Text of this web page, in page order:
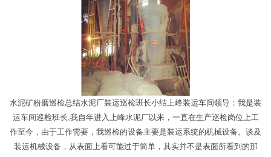
水泥矿粉磨巡检总结水泥厂装运巡检班长小结上峰装运车间领导：我是装
运车间巡检班长,我自年进入上峰水泥厂以来，一直在生产巡检岗位上工
作至今，由于工作需要，我巡检的设备主要是装运系统的机械设备。谈及
装运机械设备，从表面上看可能过于简单，其实并不是表面所看到的那